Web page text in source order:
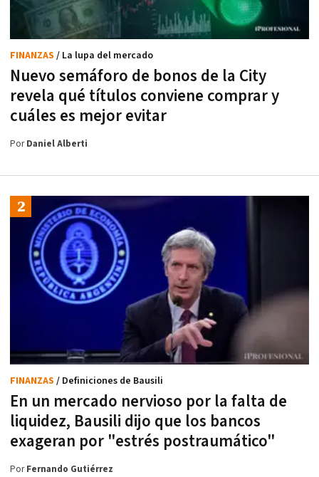
Nuevo semáforo de bonos de la City
revela qué títulos conviene comprar y
cuáles es mejor evitar
FINANZAS / La lupa del mercado
PorDaniel Alberti
En un mercado nervioso por la falta de
liquidez, Bausili dijo que los bancos
exageran por "estrés postraumático"
FINANZAS / Definiciones de Bausili
PorFernando Gutiérrez